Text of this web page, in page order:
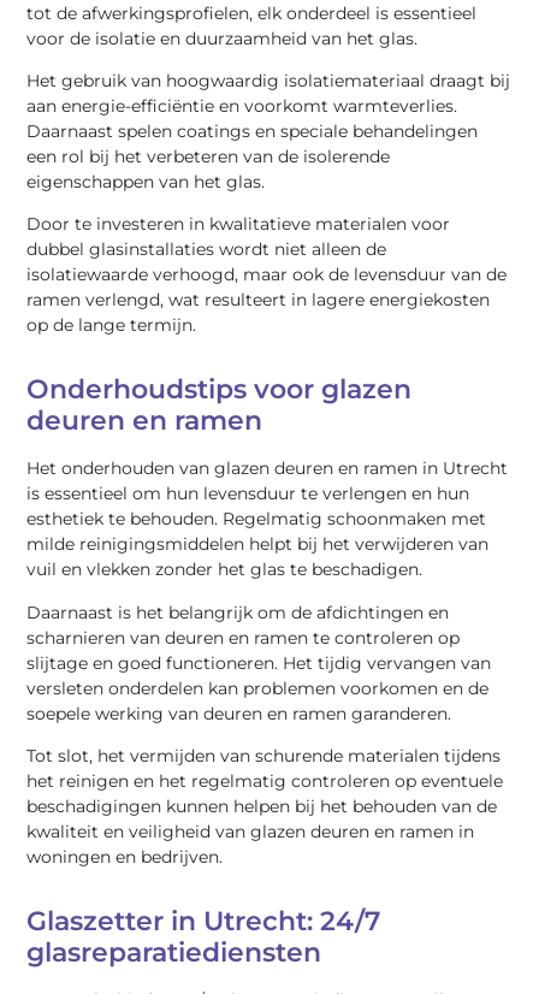
tot de afwerkingsprofielen, elk onderdeel is essentieel
voor de isolatie en duurzaamheid van het glas.
Het gebruik van hoogwaardig isolatiemateriaal draagt bij
aan energie-efficiëntie en voorkomt warmteverlies.
Daarnaast spelen coatings en speciale behandelingen
een rol bij het verbeteren van de isolerende
eigenschappen van het glas.
Door te investeren in kwalitatieve materialen voor
dubbel glasinstallaties wordt niet alleen de
isolatiewaarde verhoogd, maar ook de levensduur van de
ramen verlengd, wat resulteert in lagere energiekosten
op de lange termijn.
Onderhoudstips voor glazen
deuren en ramen
Het onderhouden van glazen deuren en ramen in Utrecht
is essentieel om hun levensduur te verlengen en hun
esthetiek te behouden. Regelmatig schoonmaken met
milde reinigingsmiddelen helpt bij het verwijderen van
vuil en vlekken zonder het glas te beschadigen.
Daarnaast is het belangrijk om de afdichtingen en
scharnieren van deuren en ramen te controleren op
slijtage en goed functioneren. Het tijdig vervangen van
versleten onderdelen kan problemen voorkomen en de
soepele werking van deuren en ramen garanderen.
Tot slot, het vermijden van schurende materialen tijdens
het reinigen en het regelmatig controleren op eventuele
beschadigingen kunnen helpen bij het behouden van de
kwaliteit en veiligheid van glazen deuren en ramen in
woningen en bedrijven.
Glaszetter in Utrecht: 24/7
glasreparatiediensten